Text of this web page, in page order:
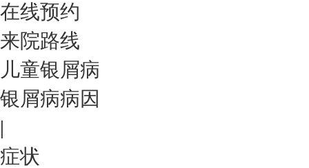
在线预约
来院路线
儿童银屑病
银屑病病因
|
症状